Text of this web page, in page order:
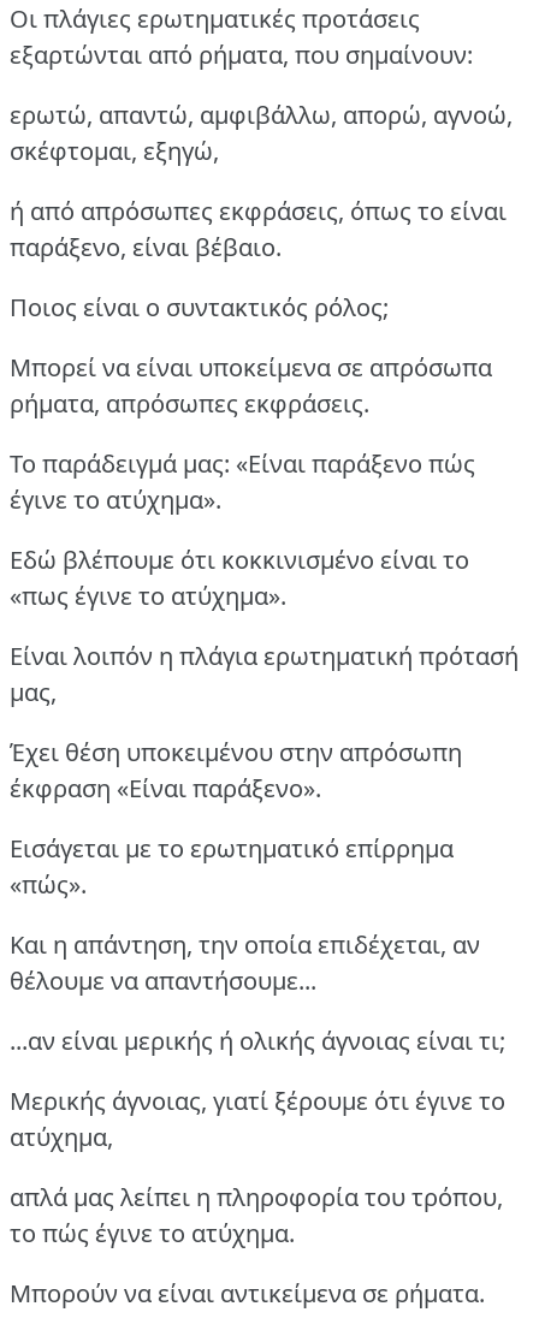
Οι πλάγιες ερωτηματικές προτάσεις
εξαρτώνται από ρήματα, που σημαίνουν:
ερωτώ, απαντώ, αμφιβάλλω, απορώ, αγνοώ,
σκέφτομαι, εξηγώ,
ή από απρόσωπες εκφράσεις, όπως το είναι
παράξενο, είναι βέβαιο.
Ποιος είναι ο συντακτικός ρόλος;
Μπορεί να είναι υποκείμενα σε απρόσωπα
ρήματα, απρόσωπες εκφράσεις.
Το παράδειγμά μας: «Είναι παράξενο πώς
έγινε το ατύχημα».
Εδώ βλέπουμε ότι κοκκινισμένο είναι το
«πως έγινε το ατύχημα».
Είναι λοιπόν η πλάγια ερωτηματική πρότασή
μας,
Έχει θέση υποκειμένου στην απρόσωπη
έκφραση «Είναι παράξενο».
Εισάγεται με το ερωτηματικό επίρρημα
«πώς».
Και η απάντηση, την οποία επιδέχεται, αν
θέλουμε να απαντήσουμε...
...αν είναι μερικής ή ολικής άγνοιας είναι τι;
Μερικής άγνοιας, γιατί ξέρουμε ότι έγινε το
ατύχημα,
απλά μας λείπει η πληροφορία του τρόπου,
το πώς έγινε το ατύχημα.
Μπορούν να είναι αντικείμενα σε ρήματα.